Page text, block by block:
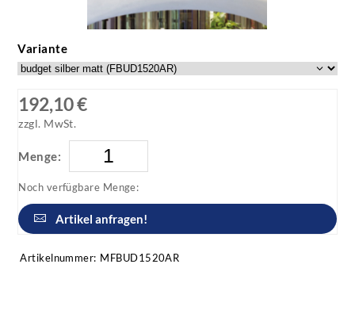
Variante
192,10 €
zzgl. MwSt.
Menge:
Noch verfügbare Menge:
Artikel anfragen!
Artikelnummer: MFBUD1520AR